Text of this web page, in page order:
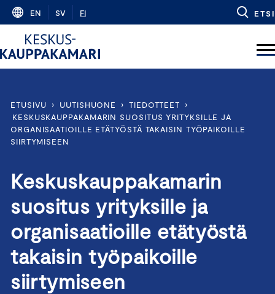
Skip
content
EN SV FI ETSI
ETUSIVU › UUTISHUONE › TIEDOTTEET
›
KESKUSKAUPPAKAMARIN SUOSITUS YRITYKSILLE JA
ORGANISAATIOILLE ETÄTYÖSTÄ TAKAISIN TYÖPAIKOILLE
SIIRTYMISEEN
Keskuskauppakamarin
suositus yrityksille ja
organisaatioille etätyöstä
takaisin työpaikoille
siirtymiseen